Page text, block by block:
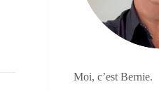
Moi, c’est Bernie.